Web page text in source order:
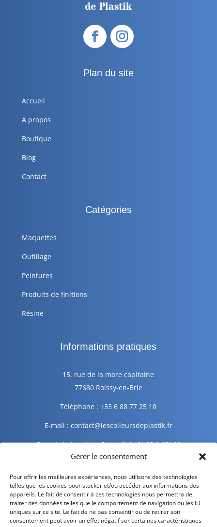
Gérer le consentement
Pour offrir les meilleures expériences, nous utilisons des technologies
telles que les cookies pour stocker et/ou accéder aux informations des
appareils. Le fait de consentir à ces technologies nous permettra de
traiter des données telles que le comportement de navigation ou les ID
uniques sur ce site. Le fait de ne pas consentir ou de retirer son
consentement peut avoir un effet négatif sur certaines caractéristiques
Plan du site
Accueil
A propos
Boutique
Blog
Contact
Catégories
Maquettes
Outillage
Peintures
Produits de finitions
Résine
Informations pratiques
15, rue de la mare capitaine
77680 Roissy-en-Brie
Téléphone : +33 6 88 77 25 10
E-mail : contact@lescolleursdeplastik.fr
Ouvert du Lundi au Samedi de 9h00 à 19h00
Informations légales
Mentions légales
Politique de confidentialité